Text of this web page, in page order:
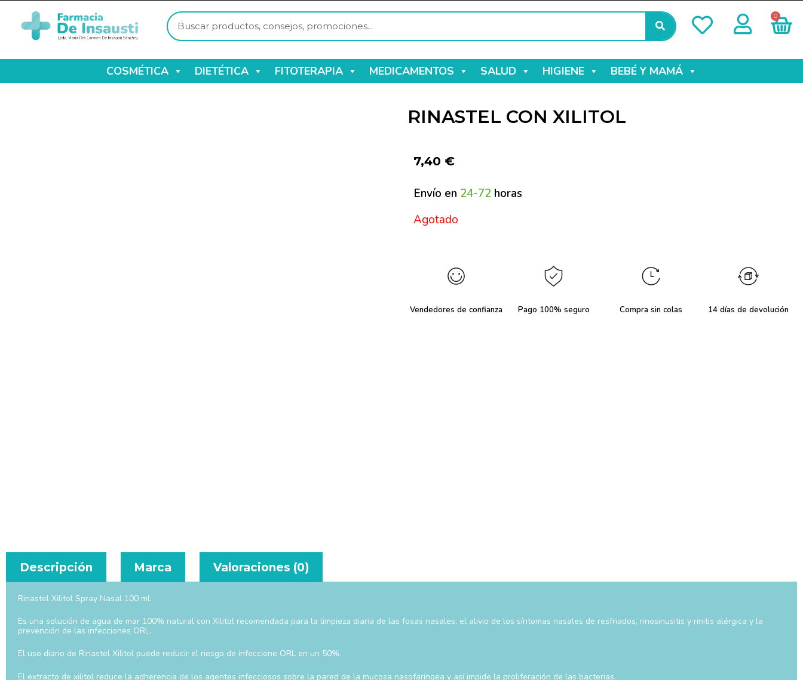
0
COSMÉTICA DIETÉTICA FITOTERAPIA MEDICAMENTOS SALUD HIGIENE BEBÉ Y MAMÁ
RINASTEL CON XILITOL
7,40 €
Envío en 24-72 horas
Agotado
Vendedores de confianza Pago 100% seguro Compra sin colas 14 días de devolución
Descripción Marca Valoraciones (0)
Rinastel Xilitol Spray Nasal 100 ml.
Es una solución de agua de mar 100% natural con Xilitol recomendada para la limpieza diaria de las fosas nasales, el alivio de los síntomas nasales de resfriados, rinosinusitis y rinitis alérgica y la
prevención de las infecciones ORL.
El uso diario de Rinastel Xilitol puede reducir el riesgo de infeccione ORL en un 50%.
El extracto de xilitol reduce la adherencia de los agentes infecciosos sobre la pared de la mucosa nasofaríngea y así impide la proliferación de las bacterias.